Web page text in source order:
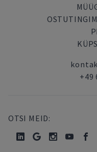
+49
OTSI MEID: